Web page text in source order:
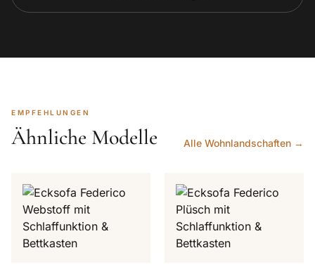
EMPFEHLUNGEN
Ähnliche Modelle Alle Wohnlandschaften →